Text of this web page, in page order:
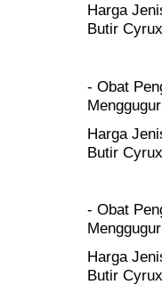
Harga
Butir
- Obat
Harga
Butir
- Obat
Harga
Butir